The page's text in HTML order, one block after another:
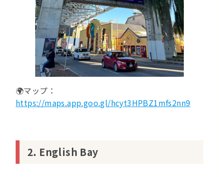
🌍マップ：
https://maps.app.goo.gl/hcyt3HPBZ1mfs2nn9
2. English Bay